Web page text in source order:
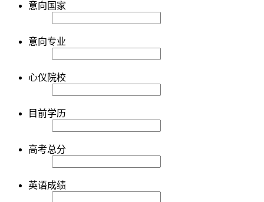
意向国家
意向专业
心仪院校
目前学历
高考总分
英语成绩